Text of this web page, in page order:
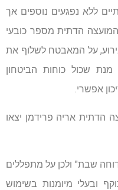
ללא נפגעים נוספים אך
הדתית מספר כובעי
על המאבטח לשלוף את
שכול כוחות הביטחון
אפשרי.
הדתית אריה פרידמן יצאו
שבת" ולכן על מתפללים
ובעלי מיומנות בשימוש